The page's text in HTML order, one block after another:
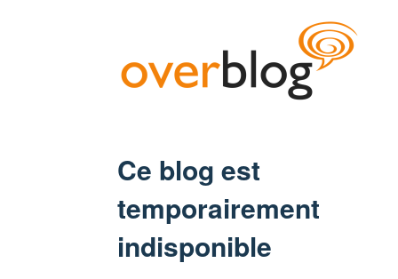
Ce blog est
temporairement
indisponible